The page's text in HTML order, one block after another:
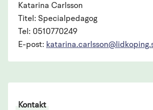
Katarina Carlsson
Titel: Specialpedagog
Tel: 0510770249
E-post:
Kontakt